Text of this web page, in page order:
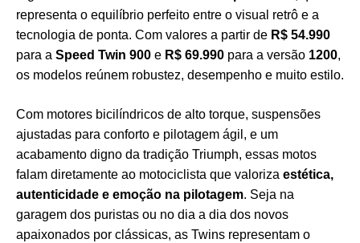
representa o equilíbrio perfeito entre o visual retrô e a
tecnologia de ponta. Com valores a partir de R$ 54.990
para a Speed Twin 900 e R$ 69.990 para a versão 1200,
os modelos reúnem robustez, desempenho e muito estilo.
Com motores bicilíndricos de alto torque, suspensões
ajustadas para conforto e pilotagem ágil, e um
acabamento digno da tradição Triumph, essas motos
falam diretamente ao motociclista que valoriza estética,
autenticidade e emoção na pilotagem. Seja na
garagem dos puristas ou no dia a dia dos novos
apaixonados por clássicas, as Twins representam o